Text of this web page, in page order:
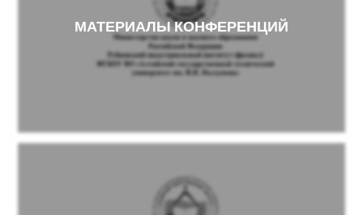
МАТЕРИАЛЫ КОНФЕРЕНЦИЙ